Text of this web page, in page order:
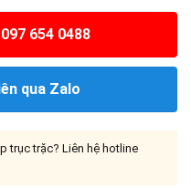
654 0488
qua Zalo
trục trặc? Liên hệ hotline